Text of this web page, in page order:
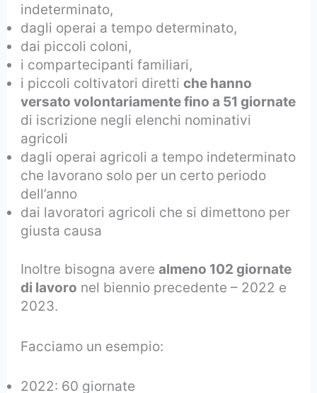
indeterminato,
dagli operai a tempo determinato,
dai piccoli coloni,
i compartecipanti familiari,
i piccoli coltivatori direttiche hanno
versato volontariamente fino a 51 giornate
di iscrizione negli elenchi nominativi
agricoli
dagli operai agricoli a tempo indeterminato
che lavorano solo per un certo periodo
dell’anno
dai lavoratori agricoli che si dimettono per
giusta causa
Inoltre bisogna averealmeno 102 giornate
di lavoro nel biennio precedente – 2022 e
2023.
Facciamo un esempio:
2022: 60 giornate